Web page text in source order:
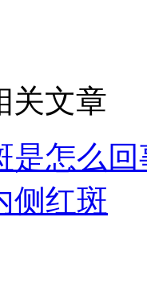
关文章
是怎么回
侧红斑